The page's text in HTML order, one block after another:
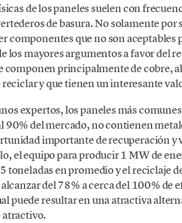
de los paneles suelen con
de basura. No solamente por
componentes que no son aceptables
los mayores argumentos a favor del
componen principalmente de cobre,
y que tienen un interesante
expertos, los paneles más
90% del mercado, no contienen
importante de recuperación y
el equipo para producir 1 MW de
toneladas en promedio y el reciclaje
del 78% a cerca del 100% de
puede resultar en una atractiva